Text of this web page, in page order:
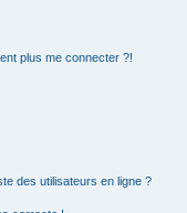
plus me connecter ?!
des utilisateurs en ligne ?